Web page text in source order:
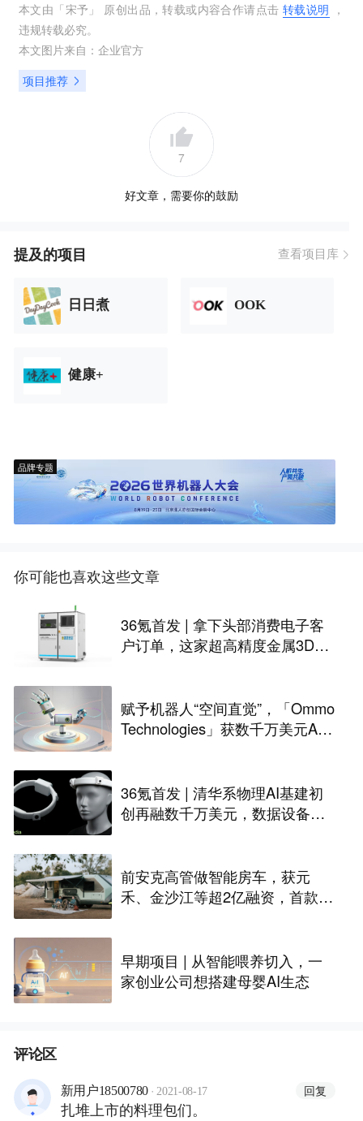
本文由「宋予 」 原创出品，转载或内容合作请点击 转载说明 ，
违规转载必究。
本文图片来自： 企业官方
项目推荐
7
好文章，需要你的鼓励
提及的项目 查看项目库
日日煮 OOK
健康+
品牌专题
你可能也喜欢这些文章
36氪首发 | 拿下头部消费电子客
户订单，这家超高精度金属3D打
赋予机器人“空间直觉”，「Ommo
Technologies」获数千万美元A轮
36氪首发 | 清华系物理AI基建初
创再融数千万美元，数据设备进
前安克高管做智能房车，获元
禾、金沙江等超2亿融资，首款产
早期项目 | 从智能喂养切入，一
家创业公司想搭建母婴AI生态
评论区
新用户18500780 · 2021-08-17 回复
扎堆上市的料理包们。